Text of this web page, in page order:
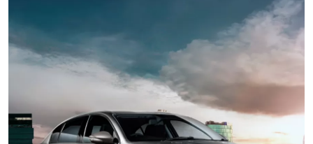
Bakım & Arıza Çözümleri
Elektrikli & Hibrit
Sürüş & Güvenlik